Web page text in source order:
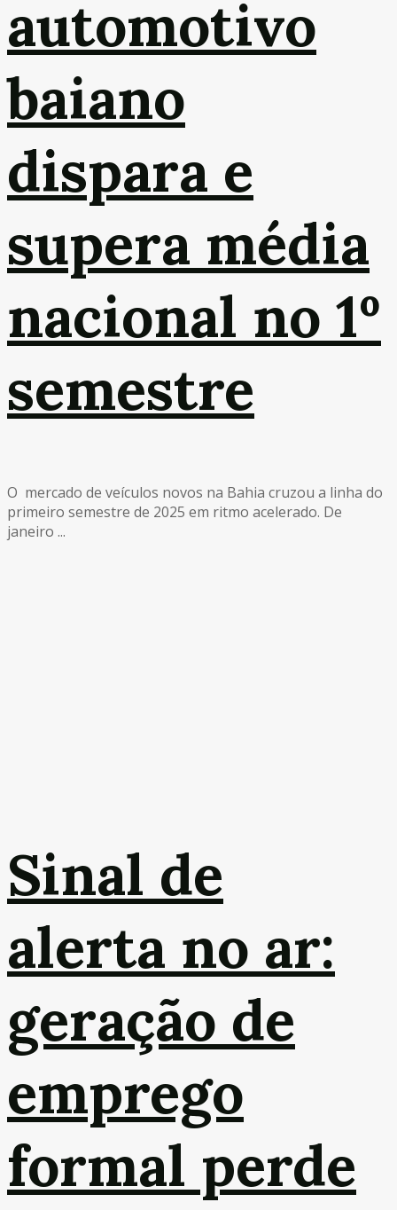
automotivo
baiano
dispara e
supera média
nacional no 1º
semestre
O mercado de veículos novos na Bahia cruzou a linha do
primeiro semestre de 2025 em ritmo acelerado. De
janeiro ...
Sinal de
alerta no ar:
geração de
emprego
formal perde